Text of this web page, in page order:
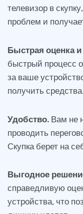
телевизор в
проблем и
Быстрая оценка и
быстрый процесс
за ваше
получить средства.
Удобство. Вам не
проводить
Скупка берет на
Выгодное
справедливую
устройства, что